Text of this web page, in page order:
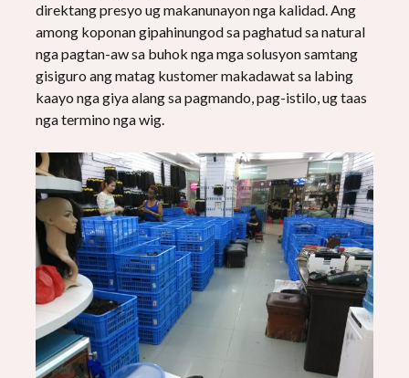
direktang presyo ug makanunayon nga kalidad. Ang
among koponan gipahinungod sa paghatud sa natural
nga pagtan-aw sa buhok nga mga solusyon samtang
gisiguro ang matag kustomer makadawat sa labing
kaayo nga giya alang sa pagmando, pag-istilo, ug taas
nga termino nga wig.